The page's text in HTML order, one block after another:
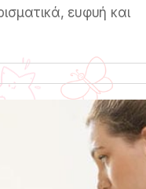
ευφυή και